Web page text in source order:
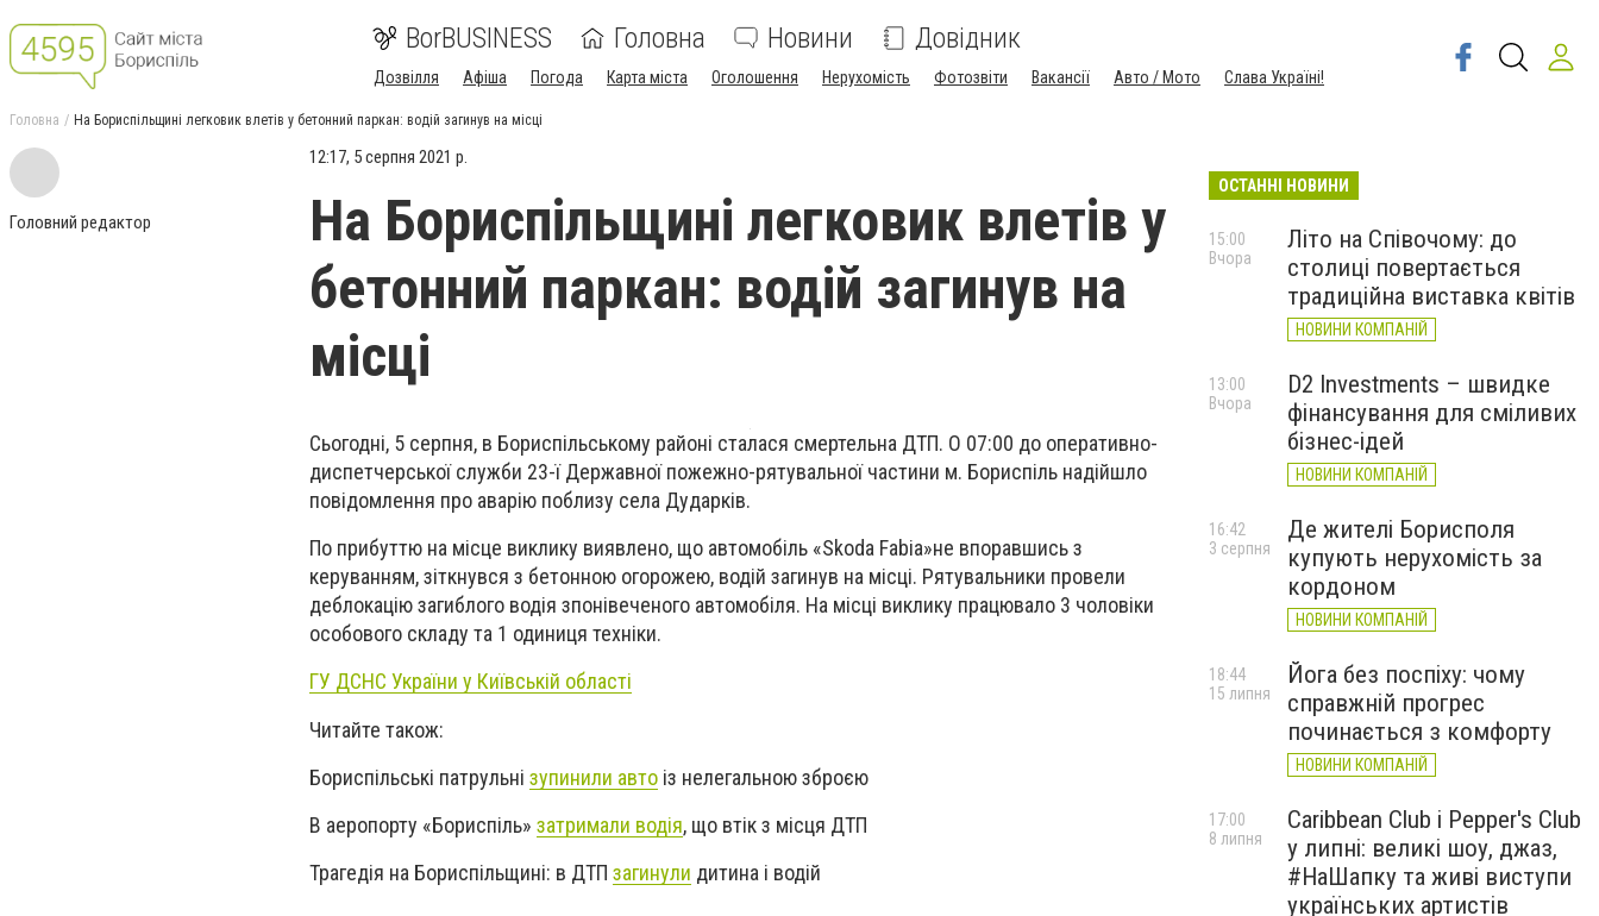
BorBUSINESS Головна Новини Довідник
Дозвілля Афіша Погода Карта міста Оголошення Нерухомість Фотозвіти Вакансії Авто / Мото Слава Україні!
Головна На Бориспільщині легковик влетів у бетонний паркан: водій загинув на місці
Головний редактор
12:17, 5 серпня 2021 р.
На Бориспільщині легковик влетів у
бетонний паркан: водій загинув на
місці
Сьогодні, 5 серпня, в Бориспільському районі сталася смертельна ДТП. О 07:00 до оперативно-
диспетчерської служби 23-ї Державної пожежно-рятувальної частини м. Бориспіль надійшло
повідомлення про аварію поблизу села Дударків.
По прибуттю на місце виклику виявлено, що автомобіль «Skoda Fabia»не впоравшись з
керуванням, зіткнувся з бетонною огорожею, водій загинув на місці. Рятувальники провели
деблокацію загиблого водія зпонівеченого автомобіля. На місці виклику працювало 3 чоловіки
особового складу та 1 одиниця техніки.
ГУ ДСНС України у Київській області
Читайте також:
Бориспільські патрульні зупинили авто із нелегальною зброєю
В аеропорту «Бориспіль» затримали водія, що втік з місця ДТП
Трагедія на Бориспільщині: в ДТП загинули дитина і водій
ОСТАННІ НОВИНИ
Літо на Співочому: до
столиці повертається
традиційна виставка квітів
НОВИНИ КОМПАНІЙ
15:00
Вчора
D2 Investments – швидке
фінансування для сміливих
бізнес-ідей
НОВИНИ КОМПАНІЙ
13:00
Вчора
Де жителі Борисполя
купують нерухомість за
кордоном
НОВИНИ КОМПАНІЙ
16:42
3 серпня
Йога без поспіху: чому
справжній прогрес
починається з комфорту
НОВИНИ КОМПАНІЙ
18:44
15 липня
Caribbean Club і Pepper's Club
у липні: великі шоу, джаз,
#НаШапку та живі виступи
українських артистів
17:00
8 липня